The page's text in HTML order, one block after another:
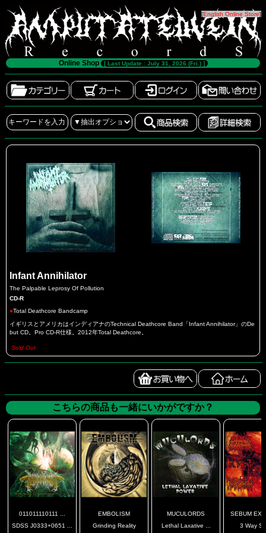
[English Online Store]
Online Shop [ Last Update : July 31, 2026 (Fri.) ]
Infant Annihilator
The Palpable Leprosy Of Pollution
CD-R
●Total Deathcore Bandcamp
イギリスとアメリカはインディアナのTechnical Deathcore Band「Infant Annihilator」のDe
but CD。Pro CD-R仕様。2012年Total Deathcore。
Sold Out
こちらの商品も一緒にいかがですか？
011011110111 ...
SDSS J0333+0651 ...
EMBOLISM
Grinding Reality
MUCULORDS
Lethal Laxative ...
SEBUM
3 Way